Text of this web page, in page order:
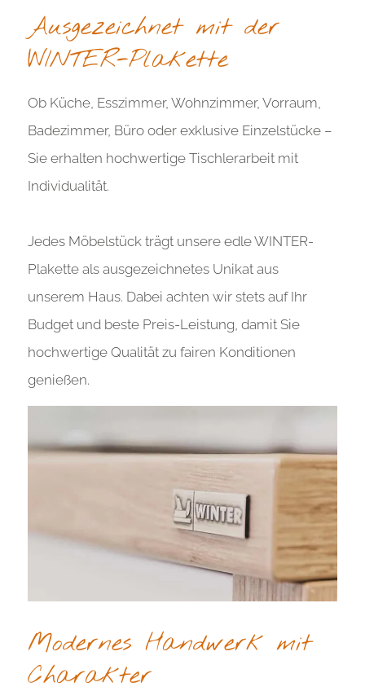
Ausgezeichnet mit der
WINTER-Plakette
Ob Küche, Esszimmer, Wohnzimmer, Vorraum,
Badezimmer, Büro oder exklusive Einzelstücke –
Sie erhalten hochwertige Tischlerarbeit mit
Individualität.
Jedes Möbelstück trägt unsere edle WINTER-
Plakette als ausgezeichnetes Unikat aus
unserem Haus. Dabei achten wir stets auf Ihr
Budget und beste Preis-Leistung, damit Sie
hochwertige Qualität zu fairen Konditionen
genießen.
Modernes Handwerk mit
Charakter
element you want
Add a link